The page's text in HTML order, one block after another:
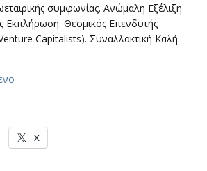
συμφωνίας. Ανώμαλη Εξέλιξη
Εκπλήρωση. Θεσμικός Επενδυτής
Capitalists). Συναλλακτική Καλή
X